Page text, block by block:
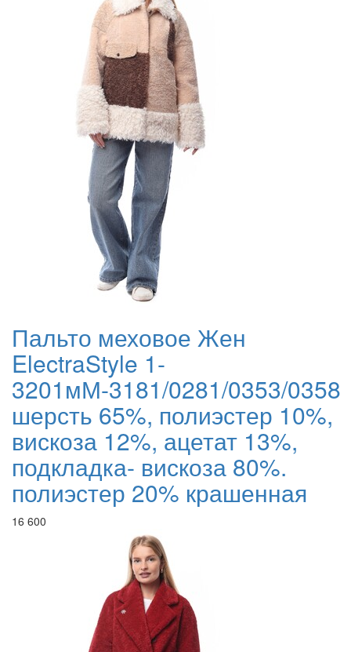
Пальто меховое Жен
ElectraStyle 1-
3201мМ-3181/0281/0353/0358
шерсть 65%, полиэстер 10%,
вискоза 12%, ацетат 13%,
подкладка- вискоза 80%.
полиэстер 20% крашенная
16 600